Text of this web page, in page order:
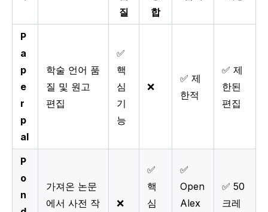
질
합
P
a
p
e
r
p
al
학술 언어 품
질 및 원고
편집
✅
핵
심
기
능
❌
✅ 제
한적
✅ 제
한된
편집
P
o
n
가져온 논문
에서 사전 작
❌
✅
핵
심
✅
Open
Alex
✅ 50
크레